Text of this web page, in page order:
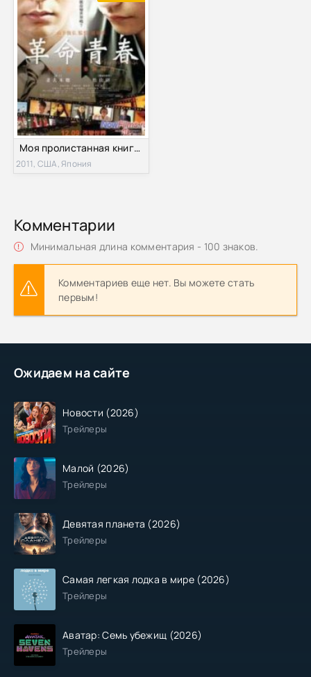
Ожидаем на сайте
Новости (2026)
Трейлеры
Малой (2026)
Трейлеры
Девятая планета (2026)
Трейлеры
Самая легкая лодка в мире (2026)
Трейлеры
Аватар: Семь убежищ (2026)
Трейлеры
Моя пролистанная книга / Моя последняя страница (2011)
2011, США, Япония
Комментарии
Минимальная длина комментария - 100 знаков.
Комментариев еще нет. Вы можете стать
первым!